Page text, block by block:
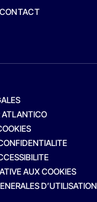
CONTACT
ATLANTICO
AUX COOKIES
D’UTILISATION